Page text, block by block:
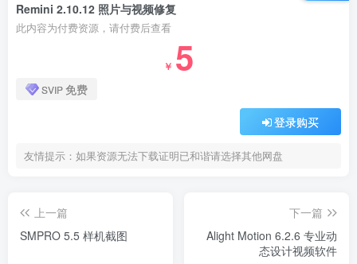
Remini 2.10.12 照片与视频修复
此内容为付费资源，请付费后查看
￥ 5
SVIP免费
登录购买
友情提示：如果资源无法下载证明已和谐请选择其他网盘
上一篇
SMPRO 5.5 样机截图
下一篇
Alight Motion 6.2.6 专业动
态设计视频软件